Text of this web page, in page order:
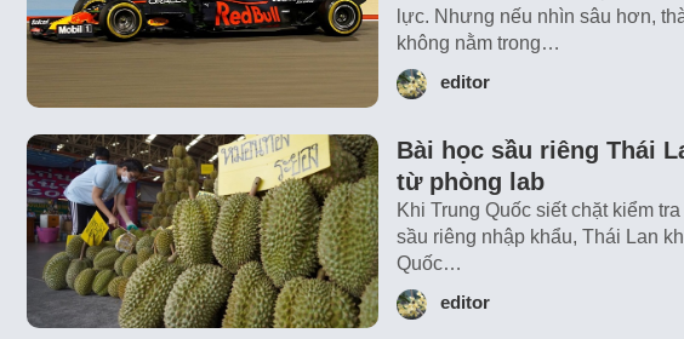
lực. Nhưng nếu nhìn sâu hơn,
không nằm trong…
editor
Bài học sầu riêng Thái
từ phòng lab
Khi Trung Quốc siết chặt kiểm
sầu riêng nhập khẩu, Thái Lan
Quốc…
editor